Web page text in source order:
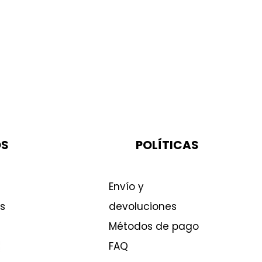
POLÍTICAS
Envío y
devoluciones
Métodos de pago
FAQ